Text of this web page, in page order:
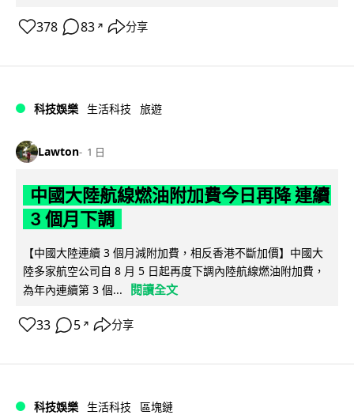
378 83 ↗ 分享
科技娛樂 生活科技 旅遊
Lawton 1 日
中國大陸航線燃油附加費今日再降 連續
3 個月下調
【中國大陸連續 3 個月減附加費，相反香港不斷加價】中國大
陸多家航空公司自 8 月 5 日起再度下調內陸航線燃油附加費，
為年內連續第 3 個...
閱讀全文
33 5 ↗ 分享
科技娛樂 生活科技 區塊鏈